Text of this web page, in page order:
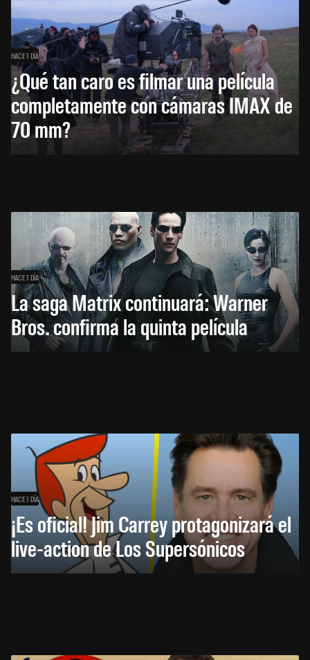
HACE 1 DÍA
¿Qué tan caro es filmar una película
completamente con cámaras IMAX de
70 mm?
HACE 1 DÍA
La saga Matrix continuará: Warner
Bros. confirma la quinta película
HACE 1 DÍA
¡Es oficial! Jim Carrey protagonizará el
live-action de Los Supersónicos